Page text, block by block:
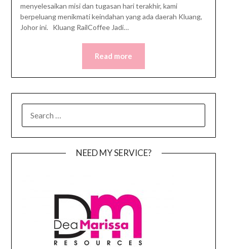
menyelesaikan misi dan tugasan hari terakhir, kami
berpeluang menikmati keindahan yang ada daerah Kluang,
Johor ini. Kluang RailCoffee Jadi…
Read more
FOR:
NEED MY SERVICE?